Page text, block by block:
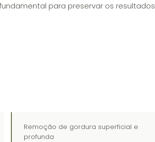
para preservar os resultados
Remoção de gordura superficial e
profunda